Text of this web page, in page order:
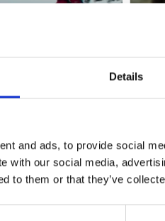
Details
and ads, to provide social
with our social media,
to them or that they’ve
Accepteer de cookies om de